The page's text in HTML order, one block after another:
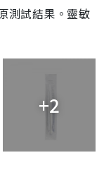
測試結果。靈敏
+2